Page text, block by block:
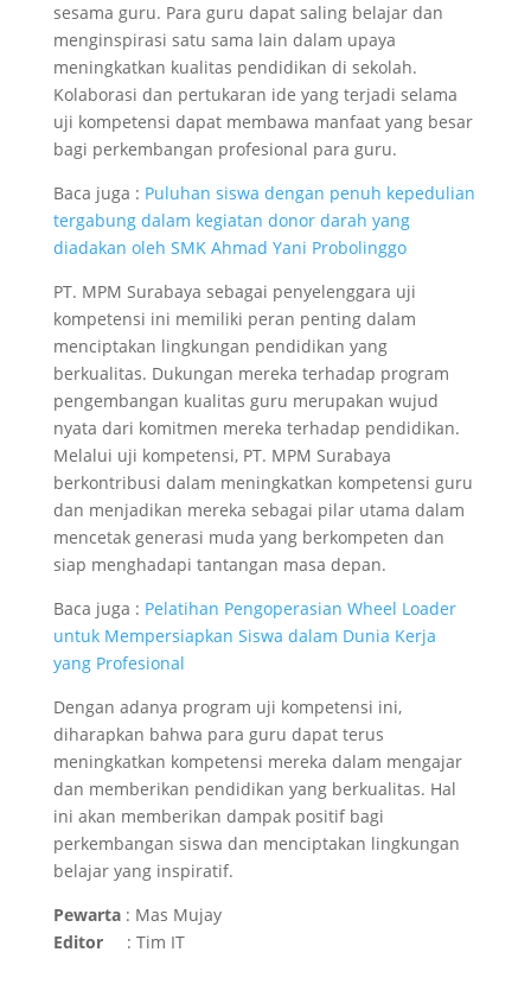
sesama guru. Para guru dapat saling belajar dan
menginspirasi satu sama lain dalam upaya
meningkatkan kualitas pendidikan di sekolah.
Kolaborasi dan pertukaran ide yang terjadi selama
uji kompetensi dapat membawa manfaat yang besar
bagi perkembangan profesional para guru.
Baca juga : Puluhan siswa dengan penuh kepedulian
tergabung dalam kegiatan donor darah yang
diadakan oleh SMK Ahmad Yani Probolinggo
PT. MPM Surabaya sebagai penyelenggara uji
kompetensi ini memiliki peran penting dalam
menciptakan lingkungan pendidikan yang
berkualitas. Dukungan mereka terhadap program
pengembangan kualitas guru merupakan wujud
nyata dari komitmen mereka terhadap pendidikan.
Melalui uji kompetensi, PT. MPM Surabaya
berkontribusi dalam meningkatkan kompetensi guru
dan menjadikan mereka sebagai pilar utama dalam
mencetak generasi muda yang berkompeten dan
siap menghadapi tantangan masa depan.
Baca juga : Pelatihan Pengoperasian Wheel Loader
untuk Mempersiapkan Siswa dalam Dunia Kerja
yang Profesional
Dengan adanya program uji kompetensi ini,
diharapkan bahwa para guru dapat terus
meningkatkan kompetensi mereka dalam mengajar
dan memberikan pendidikan yang berkualitas. Hal
ini akan memberikan dampak positif bagi
perkembangan siswa dan menciptakan lingkungan
belajar yang inspiratif.
Pewarta: Mas Mujay
Editor : Tim IT